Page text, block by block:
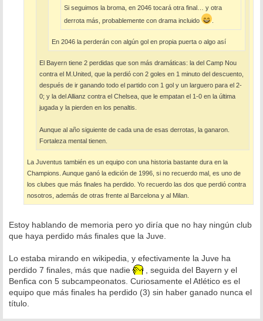
Si seguimos la broma, en 2046 tocará otra final… y otra
derrota más, probablemente con drama incluido
En 2046 la perderán con algún gol en propia puerta o algo así
El Bayern tiene 2 perdidas que son más dramáticas: la del Camp Nou
contra el M.United, que la perdió con 2 goles en 1 minuto del descuento,
después de ir ganando todo el partido con 1 gol y un larguero para el 2-
0; y la del Allianz contra el Chelsea, que le empatan el 1-0 en la última
jugada y la pierden en los penaltis.
Aunque al año siguiente de cada una de esas derrotas, la ganaron.
Fortaleza mental tienen.
La Juventus también es un equipo con una historia bastante dura en la
Champions. Aunque ganó la edición de 1996, si no recuerdo mal, es uno de
los clubes que más finales ha perdido. Yo recuerdo las dos que perdió contra
nosotros, además de otras frente al Barcelona y al Milan.
Estoy hablando de memoria pero yo diría que no hay ningún club
que haya perdido más finales que la Juve.
Lo estaba mirando en wikipedia, y efectivamente la Juve ha
perdido 7 finales, más que nadie
, seguida del Bayern y el
Benfica con 5 subcampeonatos. Curiosamente el Atlético es el
equipo que más finales ha perdido (3) sin haber ganado nunca el
título.